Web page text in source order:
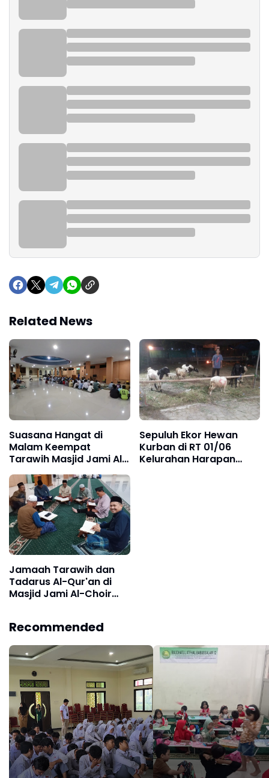
Related News
Suasana Hangat di
Malam Keempat
Tarawih Masjid Jami Al
Choir Pangeran
Jayakarta
Sepuluh Ekor Hewan
Kurban di RT 01/06
Kelurahan Harapan
Jamaah Tarawih dan
Tadarus Al-Qur'an di
Masjid Jami Al-Choir
Istiqomah Hingga
Malam Keenam
Recommended